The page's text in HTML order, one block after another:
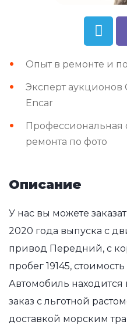
Опыт в ремонте и
Эксперт аукционов
Encar
Профессиональная
ремонта по фото
Описание
У нас вы можете
2020 года выпуска с
привод Передний, с
пробег 19145,
Автомобиль
заказ с льготной
доставкой морским